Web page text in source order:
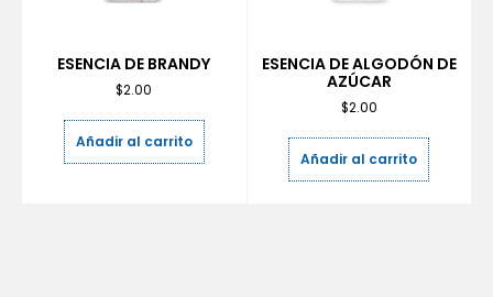
ESENCIA DE BRANDY
$2.00
Añadir al carrito
ESENCIA DE ALGODÓN DE
AZÚCAR
$2.00
Añadir al carrito